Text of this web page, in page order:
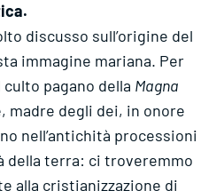
discusso sull’origine del
immagine mariana. Per
pagano della Magna
madre degli dei, in onore
nell’antichità processioni
della terra: ci troveremmo
alla cristianizzazione di